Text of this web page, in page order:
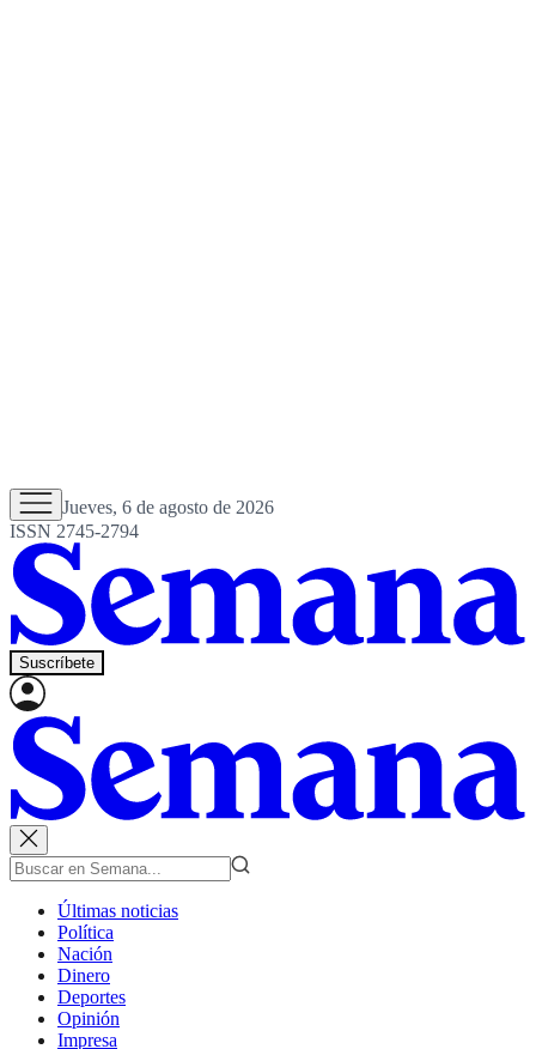
Jueves, 6 de agosto de 2026
ISSN 2745-2794
Suscríbete
Últimas noticias
Política
Nación
Dinero
Deportes
Opinión
Impresa